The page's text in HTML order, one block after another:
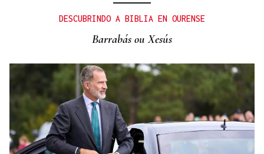
Gráfico | España roza los 50 millones de habitantes
DESCUBRINDO A BIBLIA EN OURENSE
Barrabás ou Xesús